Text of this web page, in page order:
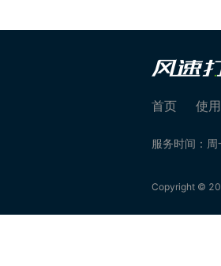
首页 使
服务时间：周
Copyright ©